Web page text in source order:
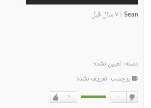
Sean
|۷ سال قبل
دسته: تعیین نشده
برچسب: تعریف نشده
۲ ۰